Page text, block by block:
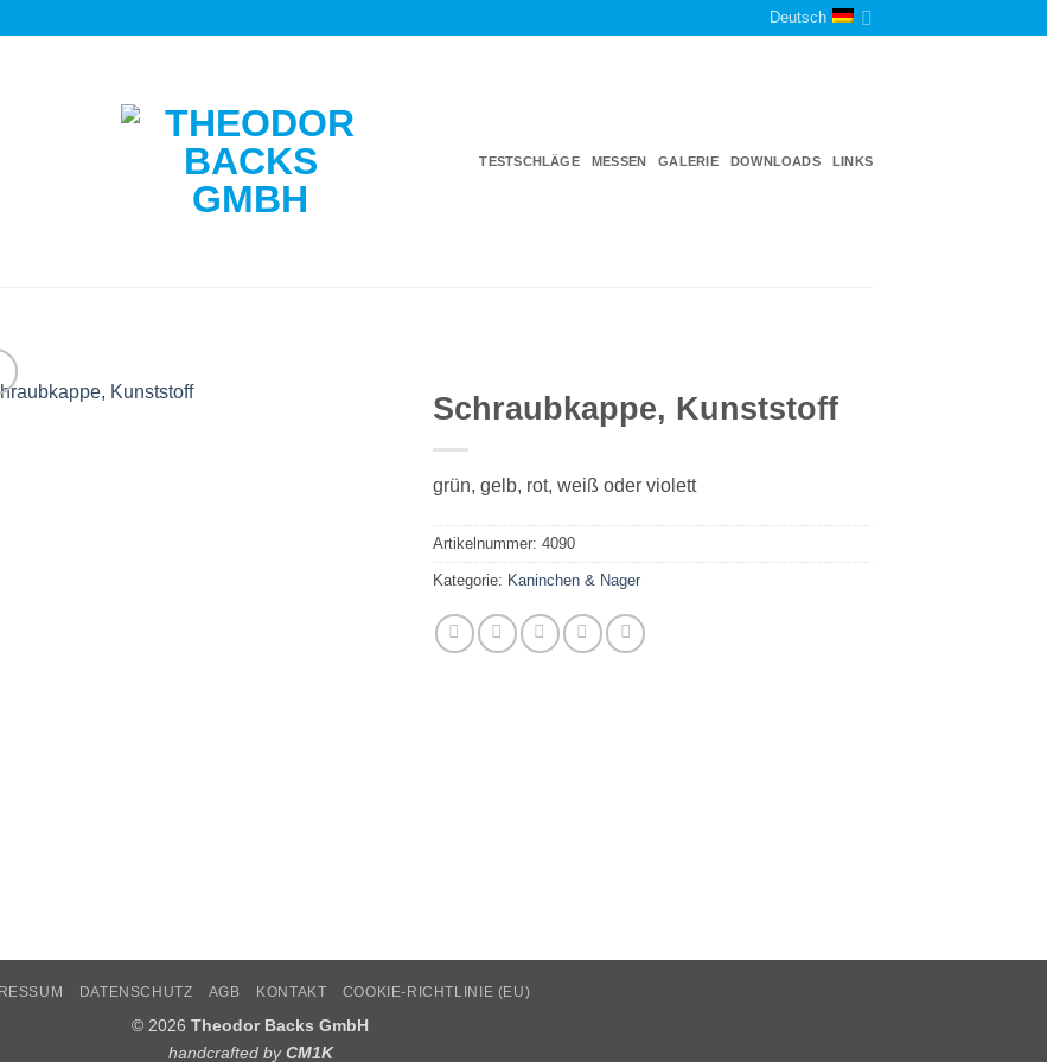
Deutsch
TESTSCHLÄGE MESSEN GALERIE DOWNLOADS LINKS
Schraubkappe, Kunststoff
grün, gelb, rot, weiß oder violett
Artikelnummer:4090
Kategorie: Kaninchen & Nager
DATENSCHUTZ AGB KONTAKT COOKIE-RICHTLINIE (EU)
© 2026 Theodor Backs GmbH
handcrafted byCM1K